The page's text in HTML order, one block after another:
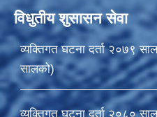
विधुतीय शुसासन सेवा
व्यक्तिगत घटना दर्ता २०७९
सालको)
व्यक्तिगत घटना दर्ता २०८०